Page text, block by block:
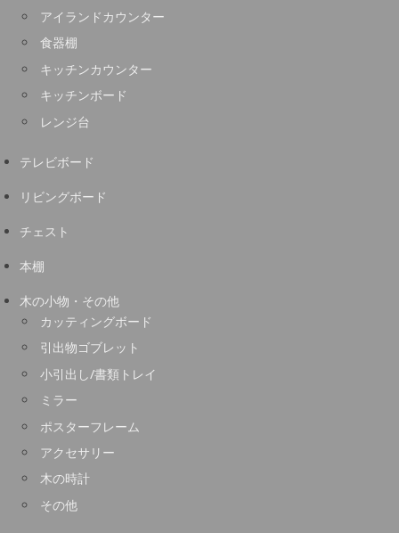
アイランドカウンター
食器棚
キッチンカウンター
キッチンボード
レンジ台
テレビボード
リビングボード
チェスト
本棚
木の小物・その他
カッティングボード
引出物ゴブレット
小引出し/書類トレイ
ミラー
ポスターフレーム
アクセサリー
木の時計
その他